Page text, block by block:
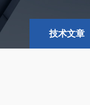
技术文章